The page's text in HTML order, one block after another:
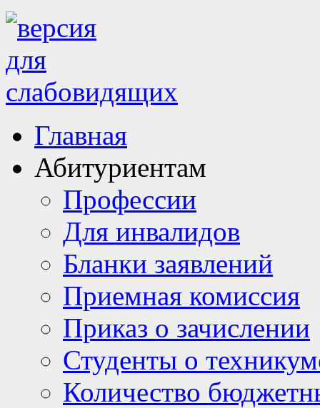
Главная
Абитуриентам
Профессии
Для инвалидов
Бланки заявлений
Приемная комиссия
Приказ о зачислении
Студенты о
Количество